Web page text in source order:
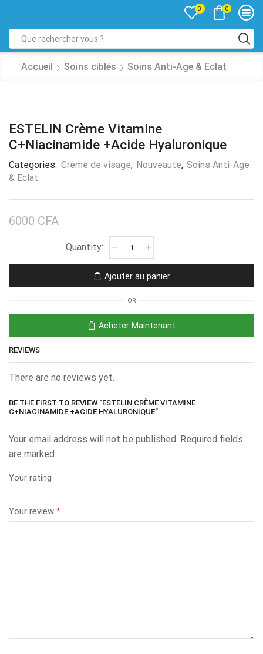
0 0
Accueil Soins ciblés Soins Anti-Age & Eclat
ESTELIN Crème Vitamine
C+Niacinamide +Acide Hyaluronique
Categories: Crème de visage, Nouveaute, Soins Anti-Age
& Eclat
6000 CFA
Ajouter au panier
OR
Acheter Maintenant
REVIEWS
There are no reviews yet.
BE THE FIRST TO REVIEW “ESTELIN CRÈME VITAMINE
C+NIACINAMIDE +ACIDE HYALURONIQUE”
Your email address will not be published. Required fields
are marked
Your rating
Your review *